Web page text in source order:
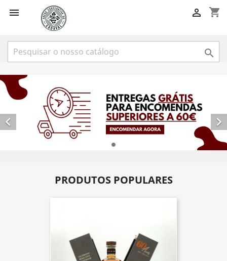
 shopping_cart


 
PRODUTOS POPULARES